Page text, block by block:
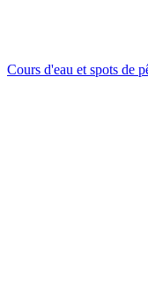
Cours d'eau et spots de